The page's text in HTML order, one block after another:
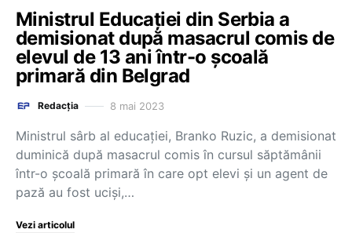
Ministrul Educației din Serbia a
demisionat după masacrul comis de
elevul de 13 ani într-o școală
primară din Belgrad
Redacția 8 mai 2023
Ministrul sârb al educaţiei, Branko Ruzic, a demisionat
duminică după masacrul comis în cursul săptămânii
într-o şcoală primară în care opt elevi şi un agent de
pază au fost ucişi,…
Vezi articolul